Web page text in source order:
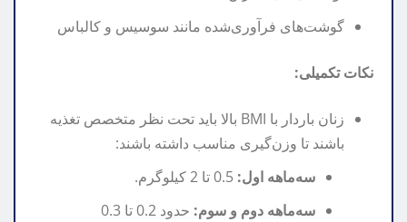
گوشت‌های فرآوری‌شده مانند سوسیس و کالباس
نکات تکمیلی:
زنان باردار با BMI بالا باید تحت نظر متخصص تغذیه
باشند تا وزن‌گیری مناسب داشته باشند:
سه‌ماهه اول:
سه‌ماهه دوم و سوم:
حدود 0.2 تا 0.3